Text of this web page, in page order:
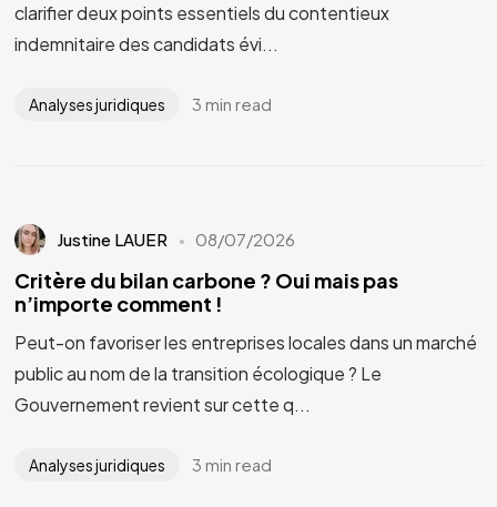
clarifier deux points essentiels du contentieux
indemnitaire des candidats évi...
Analyses juridiques 3 min read
Justine LAUER 08/07/2026
Critère du bilan carbone ? Oui mais pas
n’importe comment !
Peut-on favoriser les entreprises locales dans un marché
public au nom de la transition écologique ? Le
Gouvernement revient sur cette q...
Analyses juridiques 3 min read